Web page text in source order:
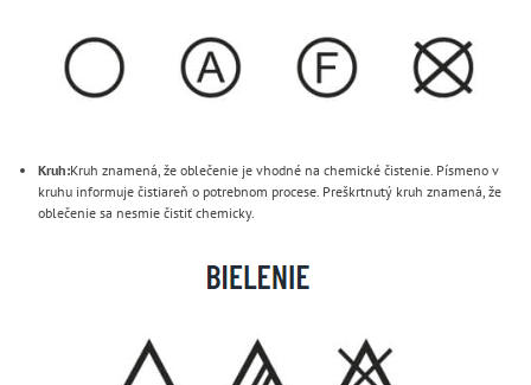
Kruh:Kruh znamená, že oblečenie je vhodné na chemické čistenie. Písmeno v
kruhu informuje čistiareň o potrebnom procese. Preškrtnutý kruh znamená, že
oblečenie sa nesmie čistiť chemicky.